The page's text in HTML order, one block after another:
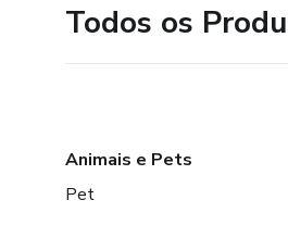
Todos os
Animais e Pets
Pet